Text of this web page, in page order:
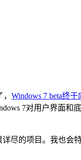
Windows 7 beta终
7对用户界面和
详尽的项目。我也会